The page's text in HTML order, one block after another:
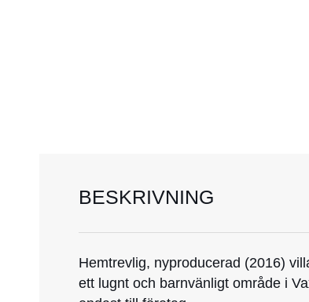
BESKRIVNING
Hemtrevlig, nyproducerad (2016)
ett lugnt och barnvänligt område i